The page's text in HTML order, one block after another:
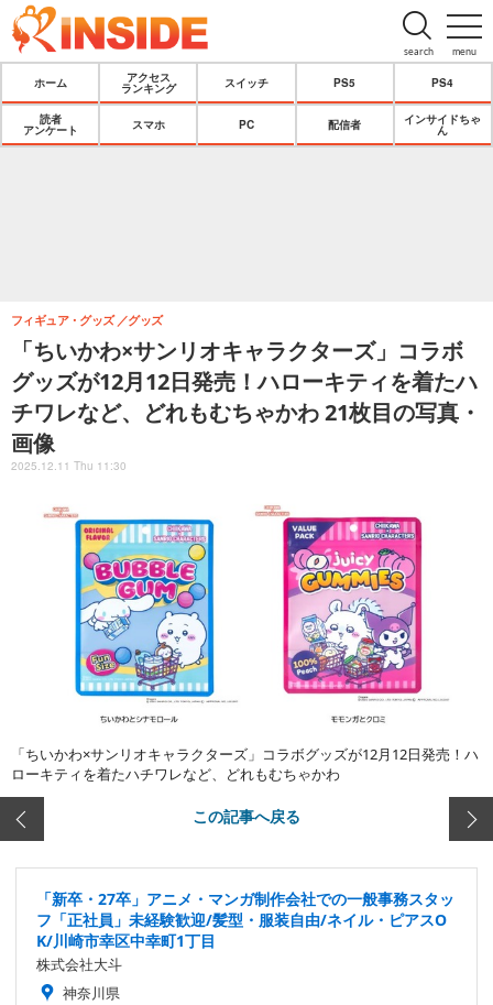
menu
search
ホーム
アクセス
ランキング
スイッチ PS5 PS4
読者
アンケート
スマホ PC 配信者
インサイドちゃ
ん
「ちいかわ×サンリオキャラクターズ」コラボ
グッズが12月12日発売！ハローキティを着たハ
チワレなど、どれもむちゃかわ 21枚目の写真・
画像
フィギュア・グッズ グッズ
2025.12.11 Thu 11:30
「ちいかわ×サンリオキャラクターズ」コラボグッズが12月12日発売！ハ
ローキティを着たハチワレなど、どれもむちゃかわ
この記事へ戻る
「新卒・27卒」アニメ・マンガ制作会社での一般事務スタッ
フ「正社員」未経験歓迎/髪型・服装自由/ネイル・ピアスO
K/川崎市幸区中幸町1丁目
株式会社大斗
神奈川県